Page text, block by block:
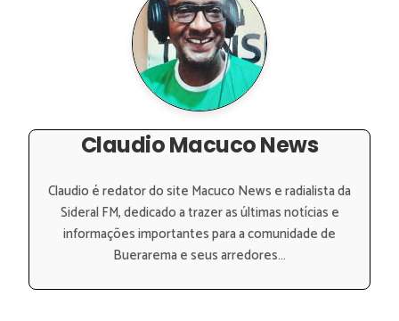
Claudio Macuco News
Claudio é redator do site Macuco News e radialista da
Sideral FM, dedicado a trazer as últimas notícias e
informações importantes para a comunidade de
Buerarema e seus arredores...